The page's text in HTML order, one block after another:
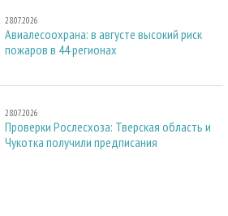
28.07.2026
Авиалесоохрана: в августе высокий риск
пожаров в 44 регионах
28.07.2026
Проверки Рослесхоза: Тверская область и
Чукотка получили предписания